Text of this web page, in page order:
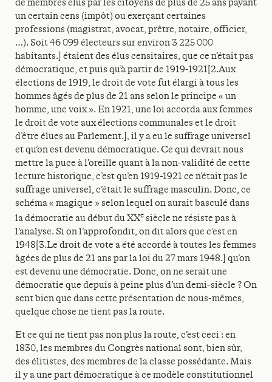
de membres élus par les citoyens de plus de 25 ans payant
un certain cens (impôt) ou exerçant certaines
professions (magistrat, avocat, prêtre, notaire, officier,
…). Soit 46 099 électeurs sur environ 3 225 000
habitants.] étaient des élus censitaires, que ce n’était pas
démocratique, et puis qu’à partir de 1919-1921[2.Aux
élections de 1919, le droit de vote fut élargi à tous les
hommes âgés de plus de 21 ans selon le principe « un
homme, une voix ». En 1921, une loi accorda aux femmes
le droit de vote aux élections communales et le droit
d’être élues au Parlement.], il y a eu le suffrage universel
et qu’on est devenu démocratique. Ce qui devrait nous
mettre la puce à l’oreille quant à la non-validité de cette
lecture historique, c’est qu’en 1919-1921 ce n’était pas le
suffrage universel, c’était le suffrage masculin. Donc, ce
schéma « magique » selon lequel on aurait basculé dans
la démocratie au début du XXe siècle ne résiste pas à
l’analyse. Si on l’approfondit, on dit alors que c’est en
1948[3.Le droit de vote a été accordé à toutes les femmes
âgées de plus de 21 ans par la loi du 27 mars 1948.] qu’on
est devenu une démocratie. Donc, on ne serait une
démocratie que depuis à peine plus d’un demi-siècle ? On
sent bien que dans cette présentation de nous-mêmes,
quelque chose ne tient pas la route.
Et ce qui ne tient pas non plus la route, c’est ceci : en
1830, les membres du Congrès national sont, bien sûr,
des élitistes, des membres de la classe possédante. Mais
il y a une part démocratique à ce modèle constitutionnel